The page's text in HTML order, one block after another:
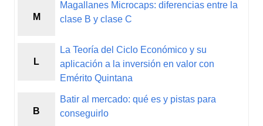
M
Magallanes Microcaps: diferencias entre la
clase B y clase C
L
La Teoría del Ciclo Económico y su
aplicación a la inversión en valor con
Emérito Quintana
B
Batir al mercado: qué es y pistas para
conseguirlo